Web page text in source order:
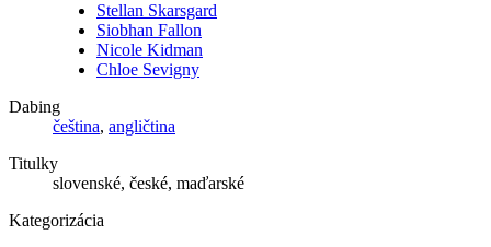
Stellan Skarsgard
Siobhan Fallon
Nicole Kidman
Chloe Sevigny
Dabing
čeština, angličtina
Titulky
slovenské, české, maďarské
Kategorizácia